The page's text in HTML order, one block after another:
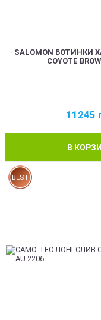
SALOMON БОТИНКИ
COYOTE
11245
В
BEST